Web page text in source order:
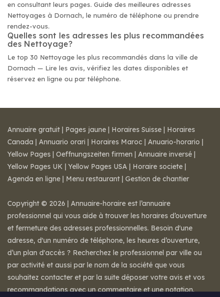
en consultant leurs pages. Guide des meilleures adresses
Nettoyages à Dornach, le numéro de téléphone ou prendre
rendez-vous.
Quelles sont les adresses les plus recommandées
des Nettoyage?
Le top 30 Nettoyage les plus recommandés dans la ville de
Dornach — Lire les avis, vérifiez les dates disponibles et
réservez en ligne ou par téléphone.
Annuaire gratuit | Pages jaune | Horaires Suisse | Horaires
Canada | Annuario orari | Horaires Maroc | Anuario-horario |
Yellow Pages | Oeffnungszeiten firmen | Annuaire inversé |
Yellow Pages UK | Yellow Pages USA | Horaire societe |
Agenda en ligne | Menu restaurant | Gestion de chantier
Copyright © 2026 | Annuaire-horaire est l’annuaire
professionnel qui vous aide à trouver les horaires d’ouverture
et fermeture des adresses professionnelles. Besoin d'une
adresse, d'un numéro de téléphone, les heures d’ouverture,
d’un plan d'accès ? Recherchez le professionnel par ville ou
par activité et aussi par le nom de la société que vous
souhaitez contacter et par la suite déposer votre avis et vos
recommandations avec un commentaire et une notation.